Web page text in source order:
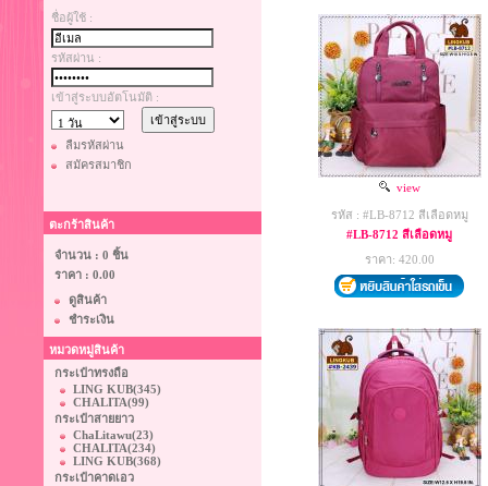
ชื่อผู้ใช้ :
รหัสผ่าน :
เข้าสู่ระบบอัตโนมัติ :
ลืมรหัสผ่าน
สมัครสมาชิก
ตะกร้าสินค้า
จำนวน : 0 ชิ้น
ราคา : 0.00
ดูสินค้า
ชำระเงิน
หมวดหมู่สินค้า
กระเป๋าทรงถือ
LING KUB(345)
CHALITA(99)
กระเป๋าสายยาว
ChaLitawu(23)
CHALITA(234)
LING KUB(368)
กระเป๋าคาดเอว
view
รหัส : #LB-8712 สีเลือดหมู
#LB-8712 สีเลือดหมู
ราคา: 420.00